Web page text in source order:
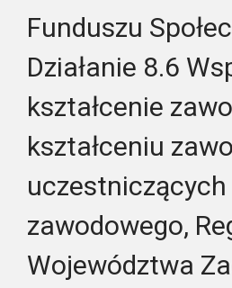
Funduszu
Działanie 8.6
kształcenie
kształceniu
zawodowego,
Województwa